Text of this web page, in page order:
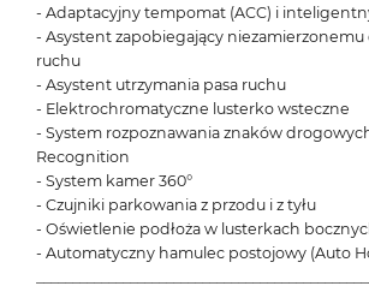
- Adaptacyjny tempomat (ACC) i
- Asystent zapobiegający niezamierzonemu
ruchu
- Asystent utrzymania pasa ruchu
- Elektrochromatyczne lusterko wsteczne
- System rozpoznawania znaków
Recognition
- System kamer 360°
- Czujniki parkowania z przodu i z tyłu
- Oświetlenie podłoża w lusterkach
- Automatyczny hamulec postojowy (Auto